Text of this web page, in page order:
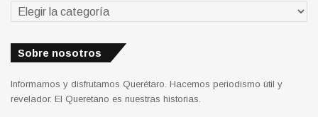
Secciones
Sobre nosotros
Informamos y disfrutamos Querétaro. Hacemos periodismo útil y
revelador. El Queretano es nuestras historias.